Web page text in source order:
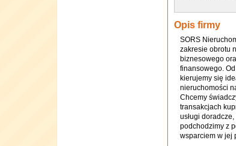
Opis firmy
SORS
zakresie obrotu
biznesowego
finansowego.
kierujemy się
nieruchomości
Chcemy
transakcjach
usługi
podchodzimy z
wsparciem w jej